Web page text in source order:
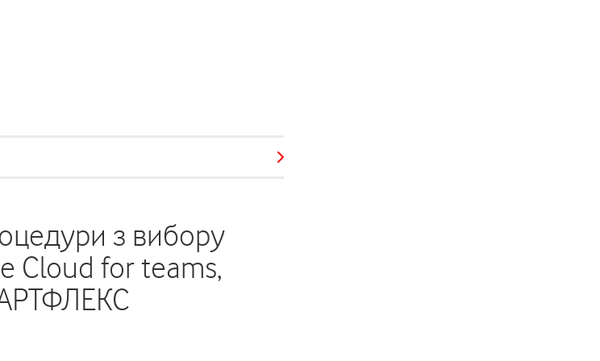
з вибору
Cloud for teams,